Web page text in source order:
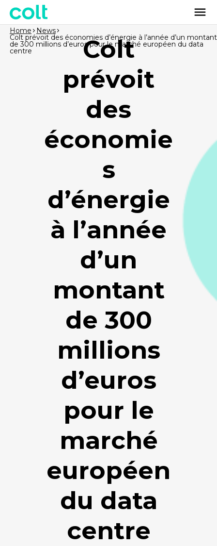
Colt
prévoit
des
économie
s
d’énergie
à l’année
d’un
montant
de 300
millions
d’euros
pour le
marché
européen
du data
centre
Home News
Colt prévoit des économies d’énergie à l’année d’un montant
de 300 millions d’euros pour le marché européen du data
centre